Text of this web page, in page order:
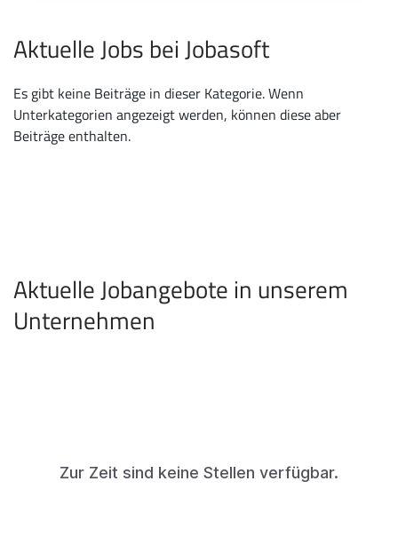
Aktuelle Jobs bei Jobasoft
Es gibt keine Beiträge in dieser Kategorie. Wenn
Unterkategorien angezeigt werden, können diese aber
Beiträge enthalten.
Aktuelle Jobangebote in unserem
Unternehmen
Zur Zeit sind keine Stellen verfügbar.